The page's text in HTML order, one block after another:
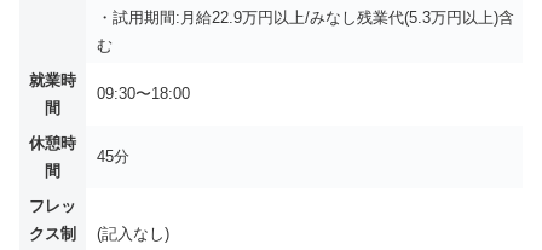
・試用期間:月給22.9万円以上/みなし残業代(5.3万円以上)含
む
就業時
間
09:30〜18:00
休憩時
間
45分
フレッ
クス制
(記入なし)